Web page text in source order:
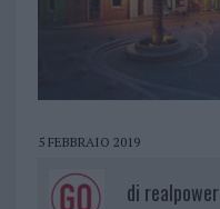
5 FEBBRAIO 2019
di realpower